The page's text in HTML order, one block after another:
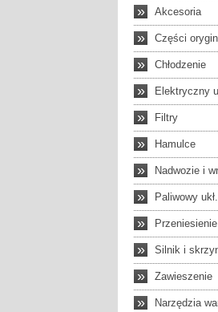
» Akcesoria
» Części
» Chłodzenie
» Elektryczny
» Filtry
» Hamulce
» Nadwozie i
» Paliwowy ukł.
»
» Silnik i
» Zawieszenie
» Narzędzia